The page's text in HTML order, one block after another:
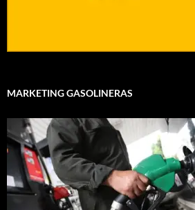
MARKETING GASOLINERAS